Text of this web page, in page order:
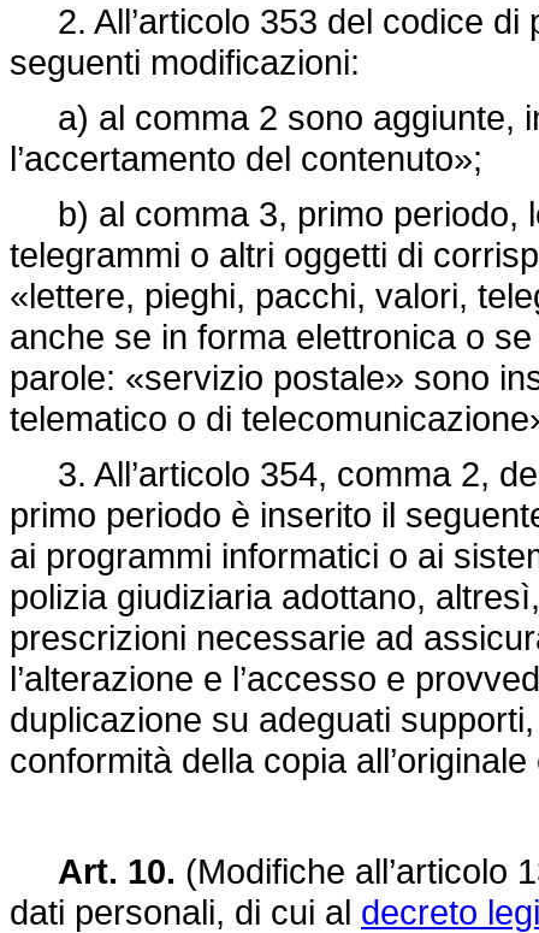
2. All’articolo 353 del codice di
seguenti modificazioni:
a) al comma 2 sono aggiunte,
l’accertamento del contenuto»;
b) al comma 3, primo periodo,
telegrammi o altri oggetti di
«lettere, pieghi, pacchi, valori,
anche se in forma elettronica o
parole: «servizio postale» sono
telematico o di
3. All’articolo 354, comma 2,
primo periodo è inserito il
ai programmi informatici o ai
polizia giudiziaria adottano,
prescrizioni necessarie ad
l’alterazione e l’accesso e
duplicazione su adeguati
conformità della copia
Art. 10. (Modifiche all’articolo
dati personali, di cui al decreto